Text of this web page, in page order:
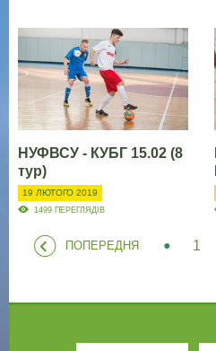
НУФВСУ - КУБГ 15.02 (8
тур)
19 ЛЮТОГО 2019
1499 ПЕРЕГЛЯДІВ
ПОПЕРЕДНЯ 1